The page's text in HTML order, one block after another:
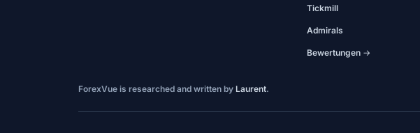
Tickmill
Admirals
Bewertungen →
ForexVue is researched and written by Laurent.